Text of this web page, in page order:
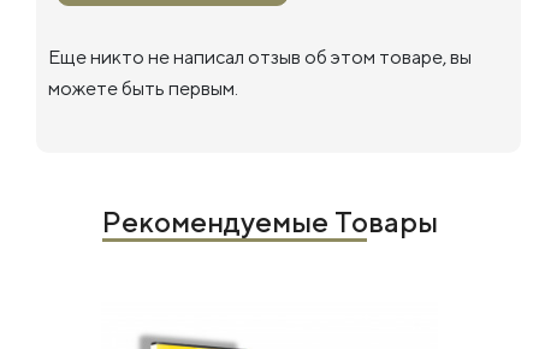
Еще никто не написал отзыв об этом товаре, вы
можете быть первым.
Рекомендуемые Товары